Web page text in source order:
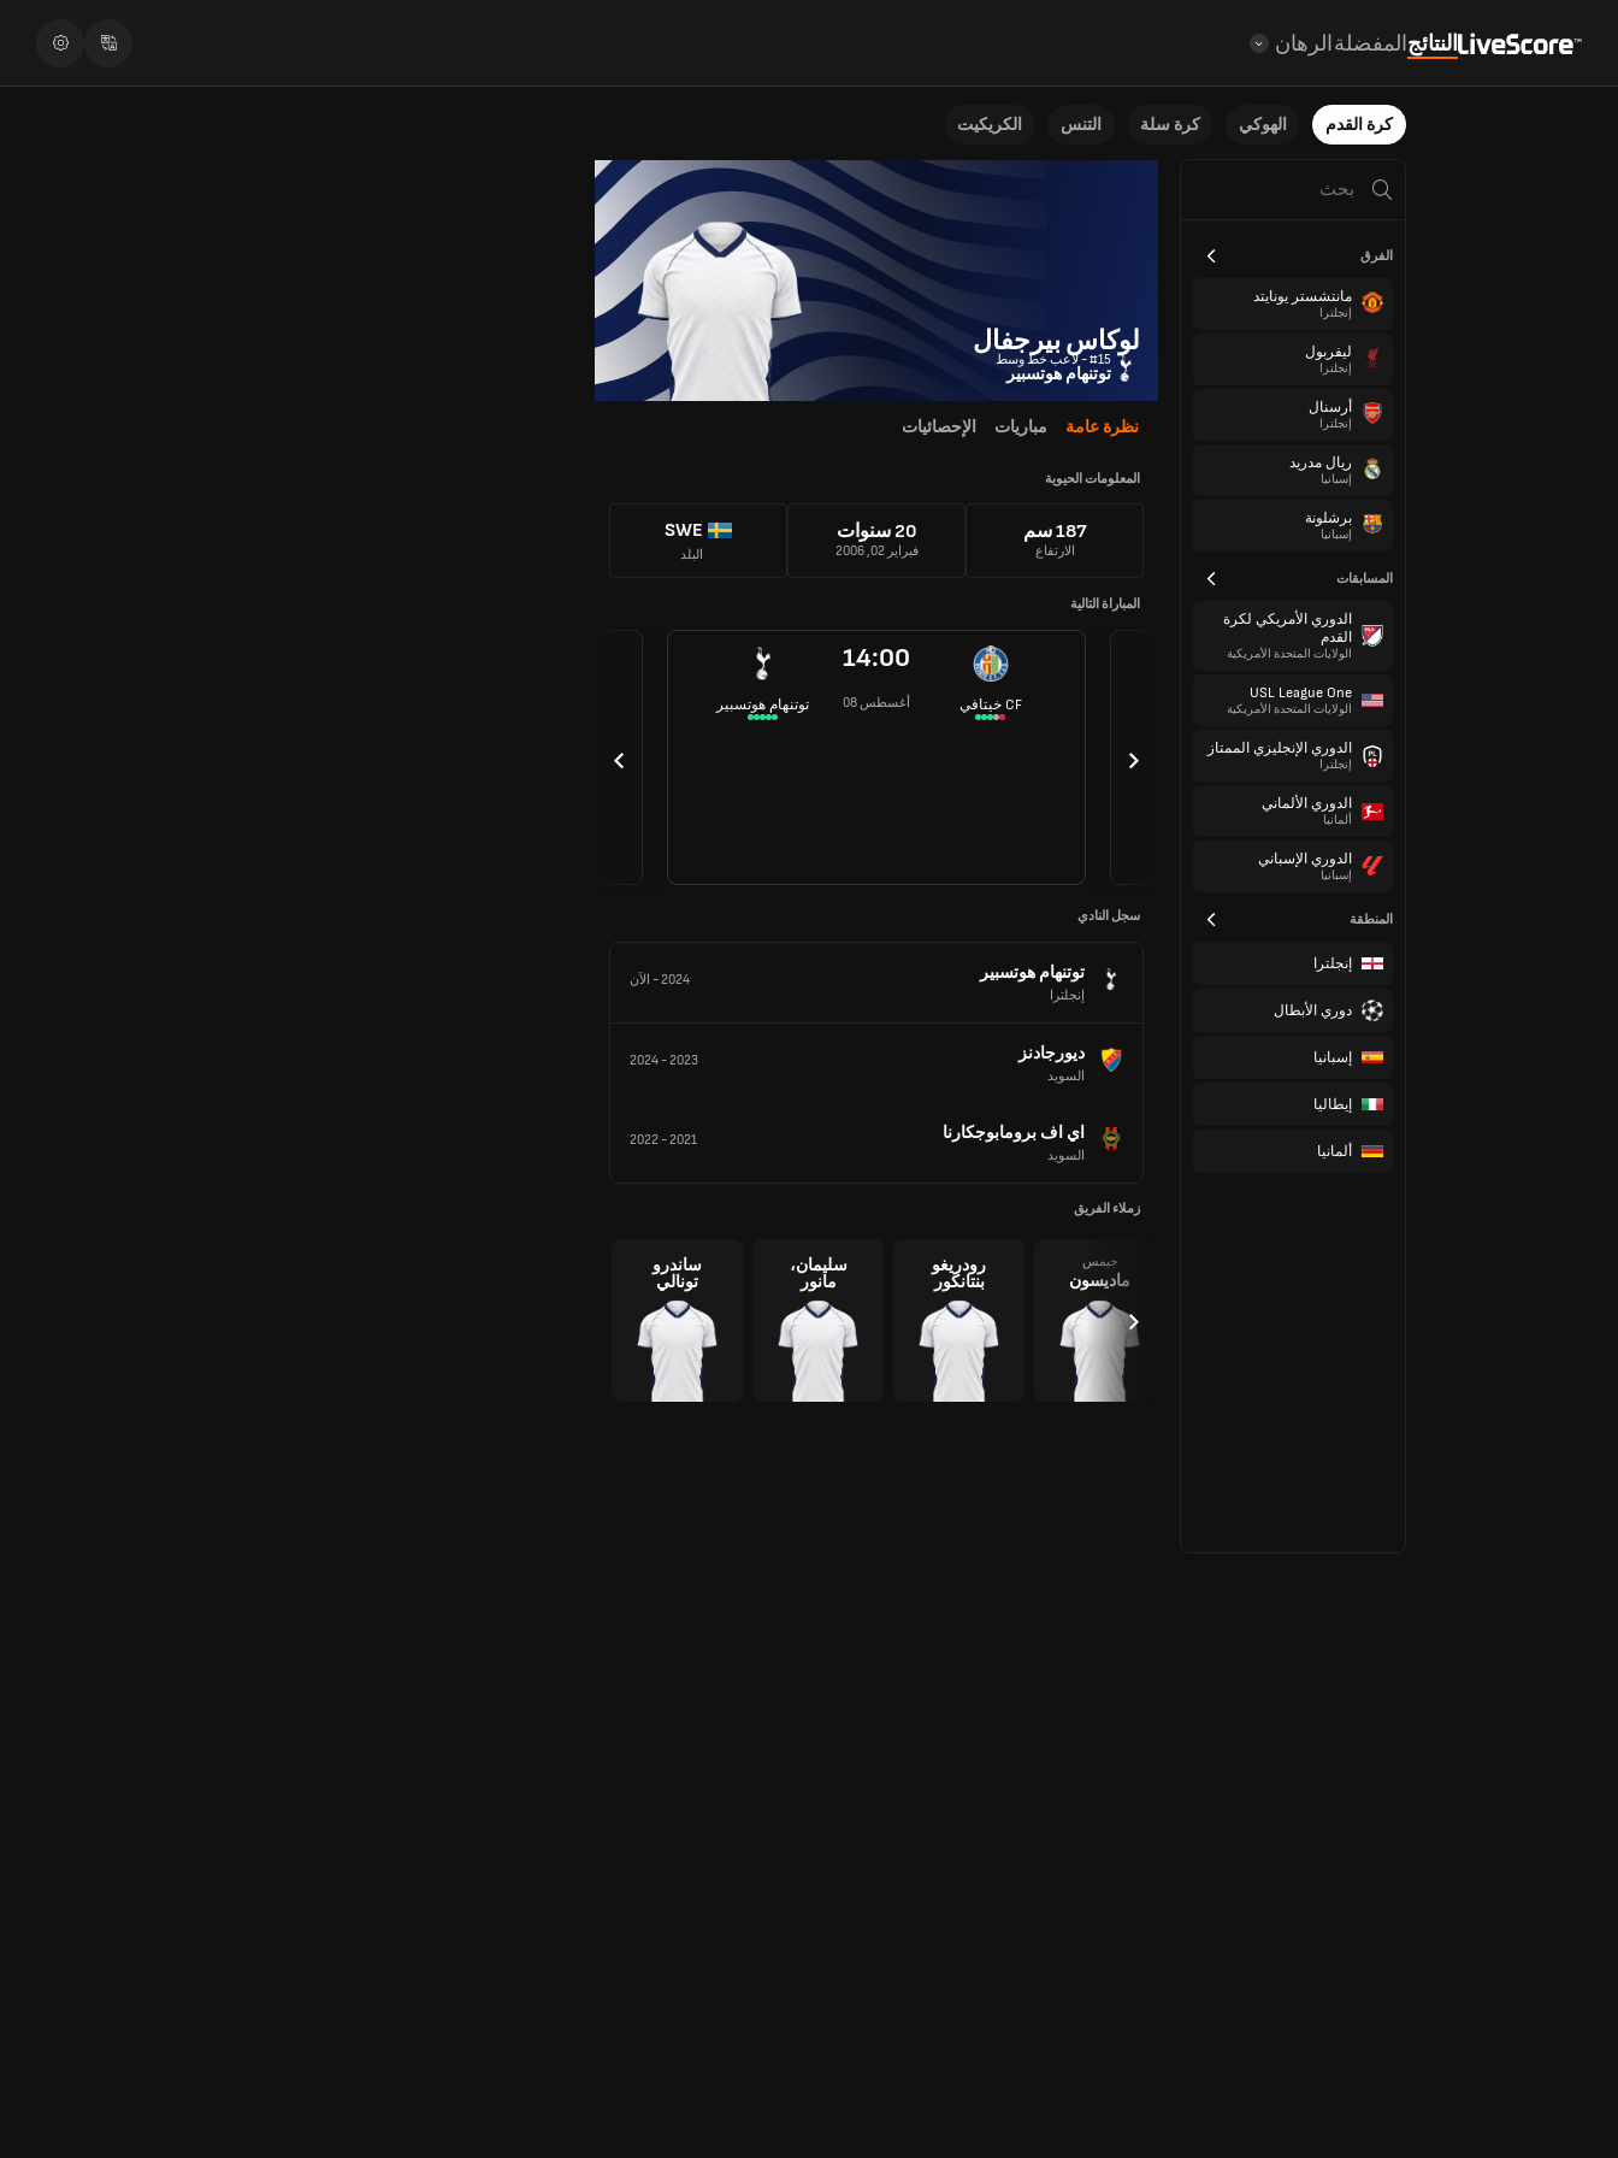
النتائجالمفضلةالرهان
كرة القدم الهوكي كرة سلة التنس الكريكيت
الفرق
مانتشستر يونايتد
إنجلترا
ليفربول
إنجلترا
أرسنال
إنجلترا
ريال مدريد
إسبانيا
برشلونة
إسبانيا
المسابقات
الدوري الأمريكي لكرة
القدم
الولايات المتحدة الأمريكية
USL League One
الولايات المتحدة الأمريكية
الدوري الإنجليزي الممتاز
إنجلترا
الدوري الألماني
ألمانيا
الدوري الإسباني
إسبانيا
المنطقة
إنجلترا
دوري الأبطال
إسبانيا
إيطاليا
ألمانيا
لوكاس بيرجفال
#15 - لاعب خط وسط
توتنهام هوتسبير
نظرة عامة مباريات الإحصائيات
المعلومات الحيوية
187 سم
الارتفاع
20 سنوات
فبراير 02, 2006
SWE
البلد
المباراة التالية
توتنهام هوتسبير
14:00
08 أغسطس خيتافي CF
سجل النادي
توتنهام هوتسبير
إنجلترا
2024
- الآن
ديورجادنز
السويد
2023
-
2024
اي اف برومابوجكارنا
السويد
2021
-
2022
زملاء الفريق
جيمس
ماديسون
رودريغو
بنتانكور
سليمان،
مانور
ساندرو
تونالي